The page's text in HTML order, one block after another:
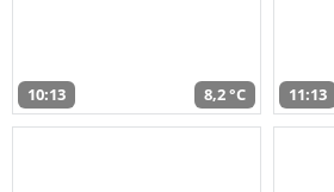
10:13 8,2 °C 11:13